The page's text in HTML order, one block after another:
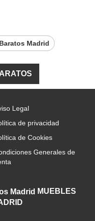
Madrid
Legal
de privacidad
de Cookies
Generales de
MUEBLES